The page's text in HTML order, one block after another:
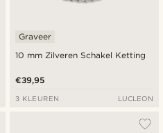
10 mm Zilveren Schakel Ketting
Graveer
€39,95
3 KLEUREN LUCLEON